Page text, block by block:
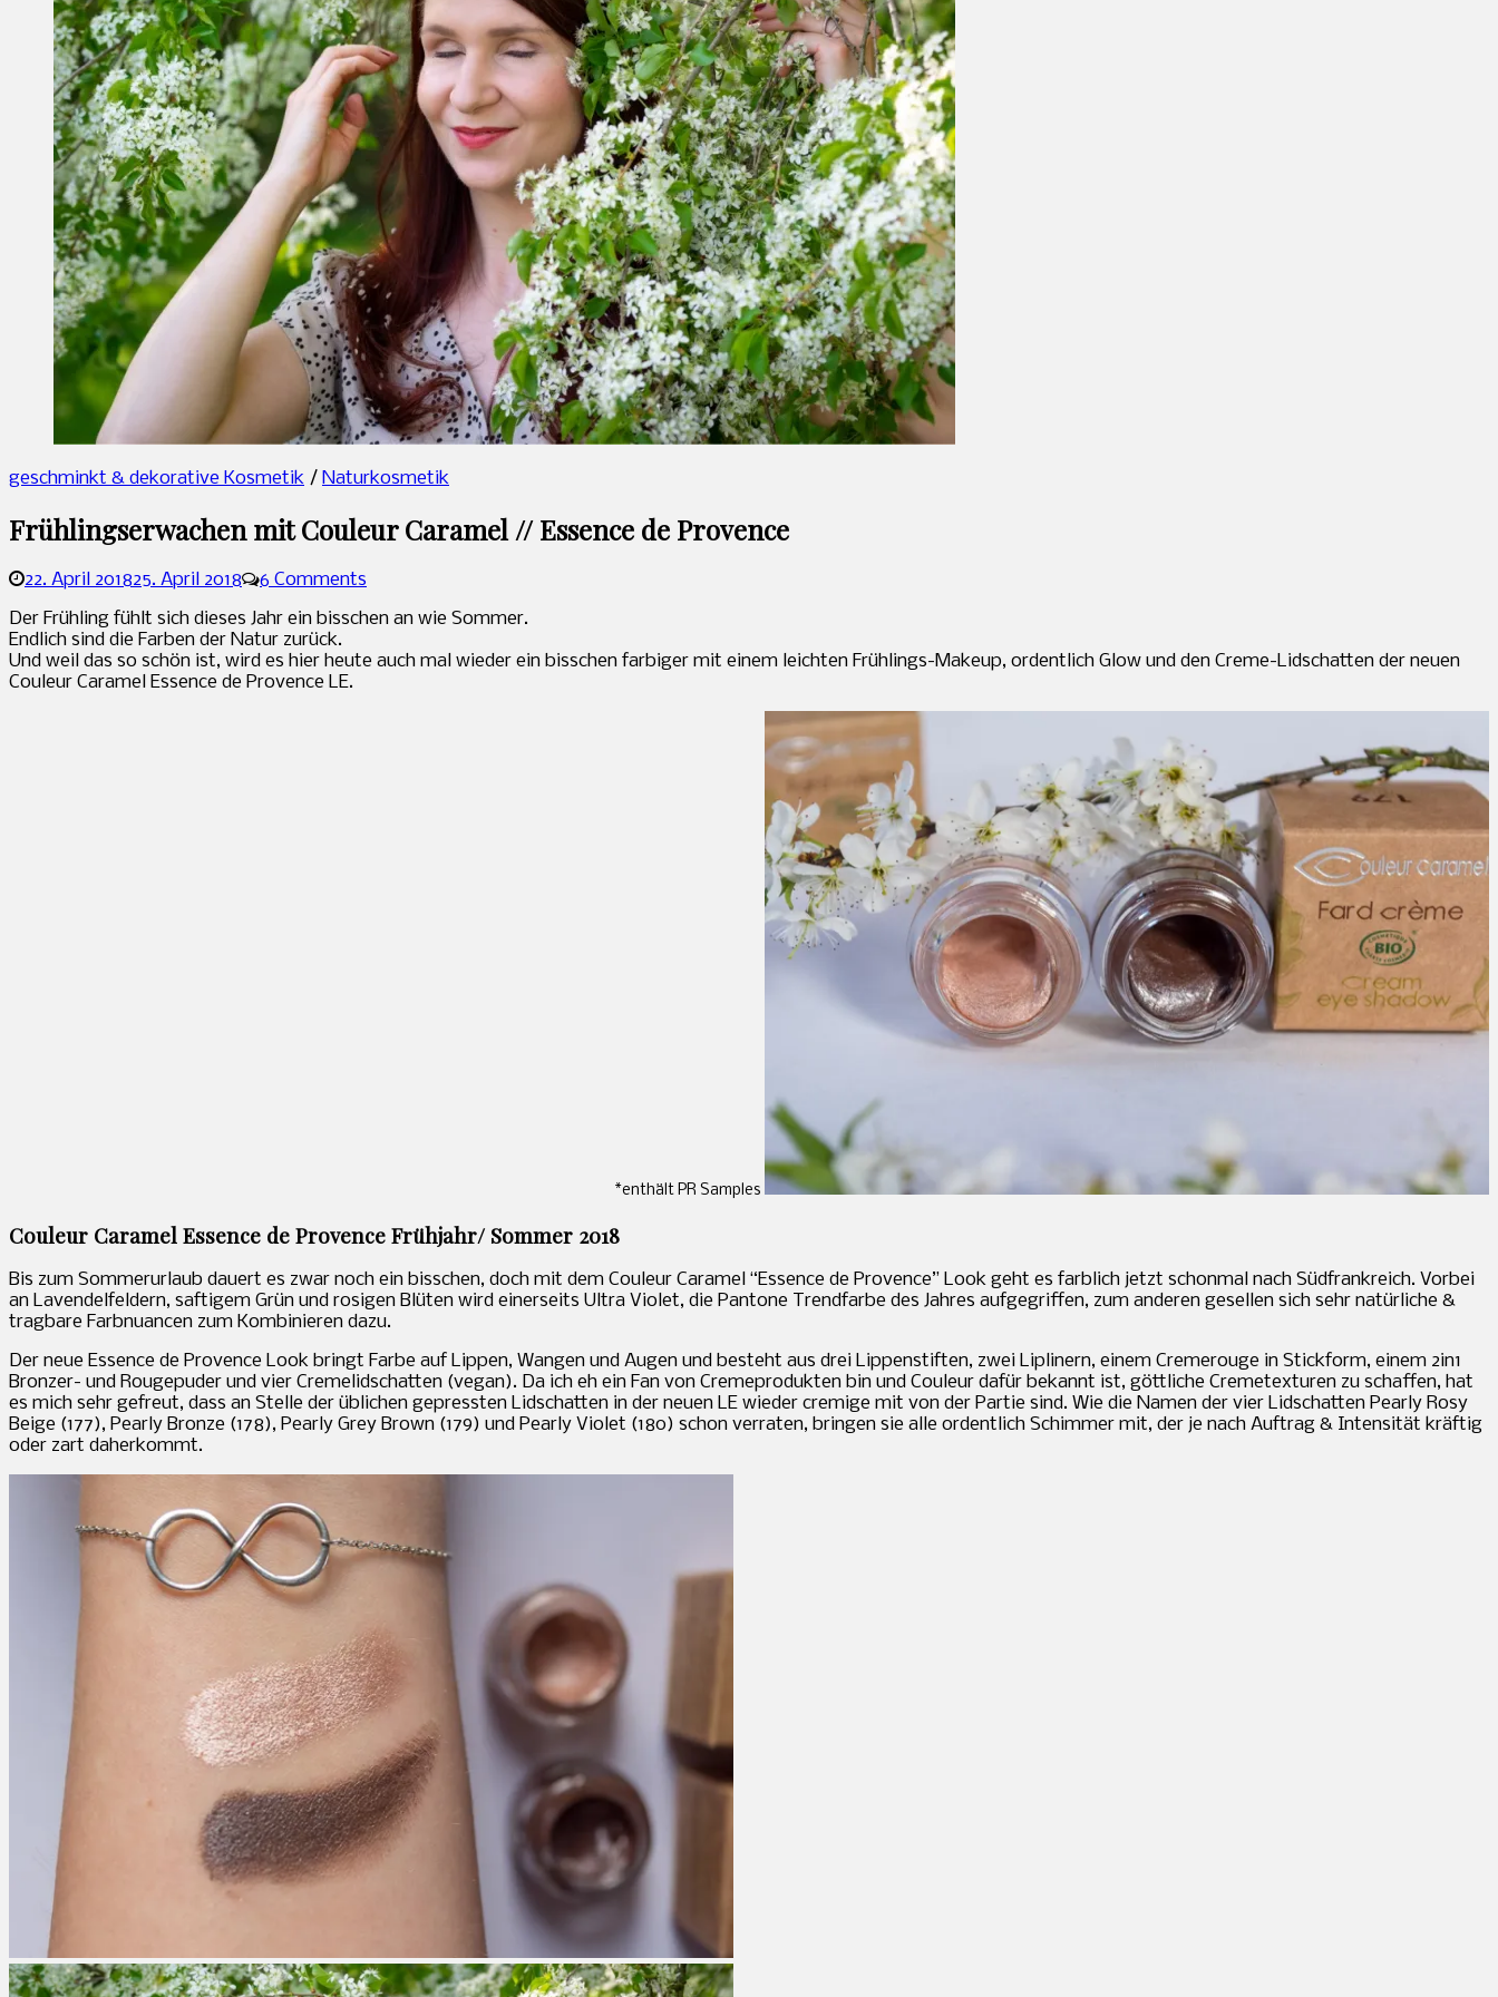
geschminkt & dekorative Kosmetik / Naturkosmetik
Frühlingserwachen mit Couleur Caramel // Essence de Provence
22. April 201825. April 2018
6 Comments
Der Frühling fühlt sich dieses Jahr ein bisschen an wie Sommer.
Endlich sind die Farben der Natur zurück.
Und weil das so schön ist, wird es hier heute auch mal wieder ein bisschen farbiger mit einem leichten Frühlings-Makeup, ordentlich Glow und den Creme-Lidschatten der neuen
Couleur Caramel Essence de Provence LE.
*enthält PR Samples
Couleur Caramel Essence de Provence Frühjahr/ Sommer 2018
Bis zum Sommerurlaub dauert es zwar noch ein bisschen, doch mit dem Couleur Caramel “Essence de Provence” Look geht es farblich jetzt schonmal nach Südfrankreich. Vorbei
an Lavendelfeldern, saftigem Grün und rosigen Blüten wird einerseits Ultra Violet, die Pantone Trendfarbe des Jahres aufgegriffen, zum anderen gesellen sich sehr natürliche &
tragbare Farbnuancen zum Kombinieren dazu.
Der neue Essence de Provence Look bringt Farbe auf Lippen, Wangen und Augen und besteht aus drei Lippenstiften, zwei Liplinern, einem Cremerouge in Stickform, einem 2in1
Bronzer- und Rougepuder und vier Cremelidschatten (vegan). Da ich eh ein Fan von Cremeprodukten bin und Couleur dafür bekannt ist, göttliche Cremetexturen zu schaffen, hat
es mich sehr gefreut, dass an Stelle der üblichen gepressten Lidschatten in der neuen LE wieder cremige mit von der Partie sind. Wie die Namen der vier Lidschatten Pearly Rosy
Beige (177), Pearly Bronze (178), Pearly Grey Brown (179) und Pearly Violet (180) schon verraten, bringen sie alle ordentlich Schimmer mit, der je nach Auftrag & Intensität kräftig
oder zart daherkommt.